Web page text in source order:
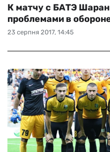
23 серпня 2017, 14:45
К матчу с БАТЭ
проблемами в